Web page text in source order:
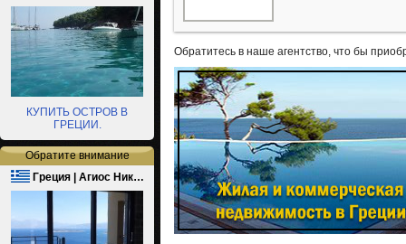
КУПИТЬ ОСТРОВ В
ГРЕЦИИ.
Обратите внимание
Греция | Агиос Ник…
Обратитесь в наше агентство, что бы